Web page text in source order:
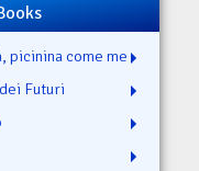
come me
Futuri